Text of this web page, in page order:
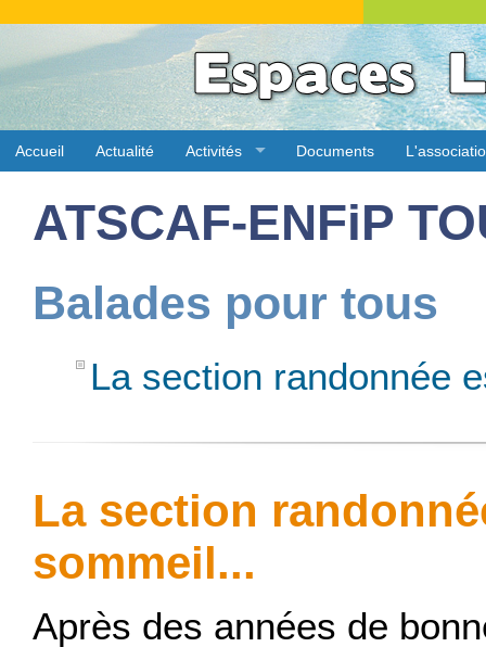
Accueil Actualité Activités Documents
ATSCAF-ENFiP
Balades pour tous
La section randonnée
La section
sommeil...
Après des années de